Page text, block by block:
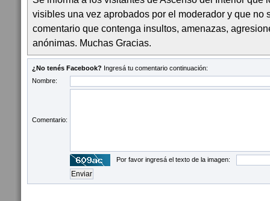
visibles una vez aprobados por el moderador y que no
comentario que contenga insultos, amenazas,
anónimas. Muchas Gracias.
¿No tenés Facebook? Ingresá tu comentario continuación:
Nombre:
Comentario:
Por favor ingresá el texto de la imagen: